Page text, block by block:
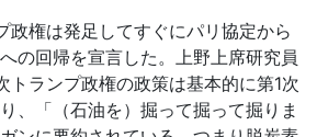
政権は発足してすぐにパリ協定から
の回帰を宣言した。上野上席研究員
トランプ政権の政策は基本的に第1次
、「（石油を）掘って掘って掘りま